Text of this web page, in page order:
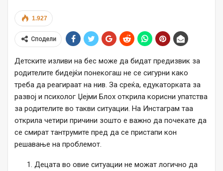
1.927
Сподели
Детските изливи на бес може да бидат предизвик за
родителите бидејќи понекогаш не се сигурни како
треба да реагираат на нив. За среќа, едукаторката за
развој и психолог Џејми Блох открила корисни упатства
за родителите во такви ситуации. На Инстаграм таа
открила четири причини зошто е важно да почекате да
се смират тантрумите пред да се пристапи кон
решавање на проблемот.
Децата во овие ситуации не можат логично да